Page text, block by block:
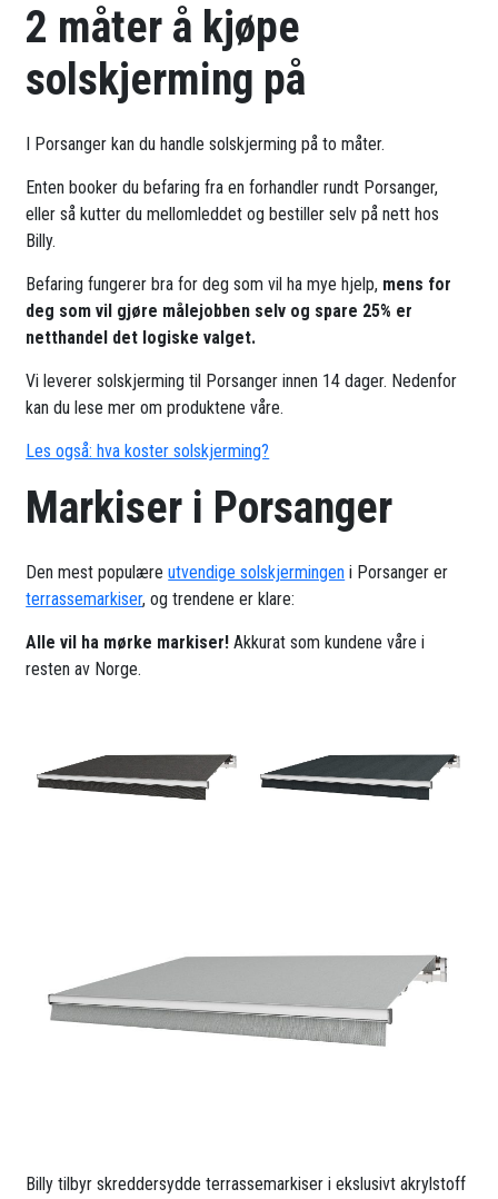
2 måter å kjøpe
solskjerming på
I Porsanger kan du handle solskjerming på to måter.
Enten booker du befaring fra en forhandler rundt Porsanger,
eller så kutter du mellomleddet og bestiller selv på nett hos
Billy.
Befaring fungerer bra for deg som vil ha mye hjelp, mens for
deg som vil gjøre målejobben selv og spare 25% er
netthandel det logiske valget.
Vi leverer solskjerming til Porsanger innen 14 dager. Nedenfor
kan du lese mer om produktene våre.
Les også: hva koster solskjerming?
Markiser i Porsanger
Den mest populæreutvendige solskjermingen i Porsanger er
terrassemarkiser, og trendene er klare:
Alle vil ha mørke markiser! Akkurat som kundene våre i
resten av Norge.
Billy tilbyr skreddersydde terrassemarkiser i ekslusivt akrylstoff